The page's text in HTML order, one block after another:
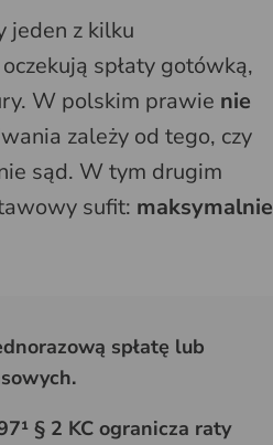
jeden z kilku
spłaty gotówką,
W polskim prawie nie
zależy od tego, czy
sąd. W tym drugim
sufit: maksymalnie
spłatę lub
§ 2 KC ogranicza raty